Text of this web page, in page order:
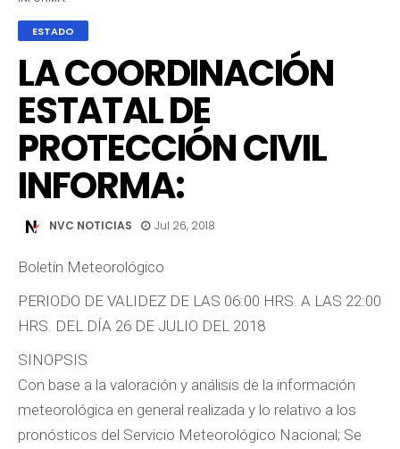
ESTADO
LA COORDINACIÓN
ESTATAL DE
PROTECCIÓN CIVIL
INFORMA:
NVC NOTICIAS Jul 26, 2018
Boletín Meteorológico
PERIODO DE VALIDEZ DE LAS 06:00 HRS. A LAS 22:00
HRS. DEL DÍA 26 DE JULIO DEL 2018
SINOPSIS
Con base a la valoración y análisis de la información
meteorológica en general realizada y lo relativo a los
pronósticos del Servicio Meteorológico Nacional; Se